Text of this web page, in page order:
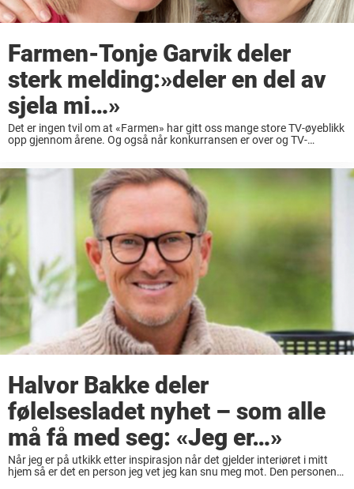
Farmen-Tonje Garvik deler
sterk melding:»deler en del av
sjela mi…»
Det er ingen tvil om at «Farmen» har gitt oss mange store TV-øyeblikk
opp gjennom årene. Og også når konkurransen er over og TV-
Halvor Bakke deler
følelsesladet nyhet – som alle
må få med seg: «Jeg er…»
Når jeg er på utkikk etter inspirasjon når det gjelder interiøret i mitt
hjem så er det en person jeg vet jeg kan snu meg mot. Den personen